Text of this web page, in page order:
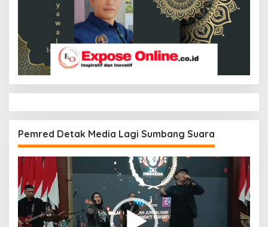
Pemred Detak Media Lagi Sumbang Suara
Pemutar
Video